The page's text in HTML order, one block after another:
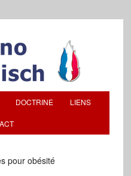
DOCTRINE LIENS
pour obésité